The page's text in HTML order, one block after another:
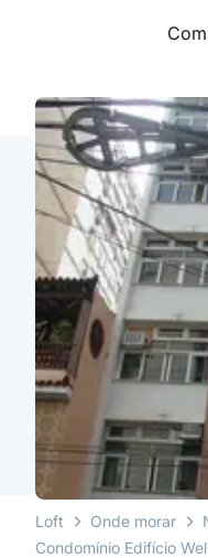
Loft Onde morar
Condomínio Edifício